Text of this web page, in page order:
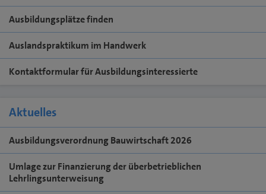
Ausbildungsplätze finden
Auslandspraktikum im Handwerk
Kontaktformular für Ausbildungsinteressierte
Aktuelles
Ausbildungsverordnung Bauwirtschaft 2026
Umlage zur Finanzierung der überbetrieblichen
Lehrlingsunterweisung